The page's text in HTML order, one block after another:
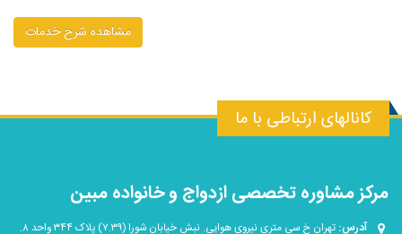
مشاهده شرح خدمات
کانالهای ارتباطی با ما
مرکز مشاوره تخصصی ازدواج و خانواده مبین
آدرس:
تهران خ سی متری نیروی هوایی. نبش خیابان شورا (۷.۳۹) پلاک ۳۴۴ واحد ۸.